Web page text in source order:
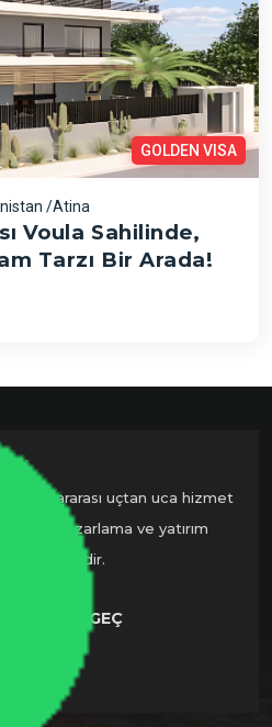
GOLDEN VISA
/Atina
Voula Sahilinde,
Tarzı Bir Arada!
uluslararası uçtan uca hizmet
pazarlama ve yatırım
şirketidir.
İLETIŞIME GEÇ